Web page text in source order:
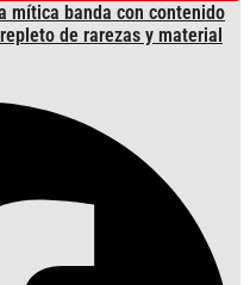
mítica banda con contenido
de rarezas y material